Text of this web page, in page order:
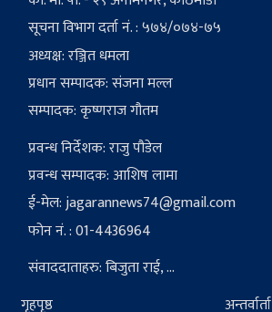
सूचना विभाग दर्ता नं. : ५७४/०७४-७५
अध्यक्ष: रञ्जित धमला
प्रधान सम्पादक: संजना मल्ल
सम्पादक: कृष्णराज गौतम
प्रवन्ध निर्देशक: राजु पौडेल
प्रवन्ध सम्पादक: आशिष लामा
ई-मेल:jagarannews74@gmail.com
फोन नं. : 01-4436964
संवाददाताहरु: बिजुता राई, ...
गृहपृष्ठ
अन्तर्वार्ता